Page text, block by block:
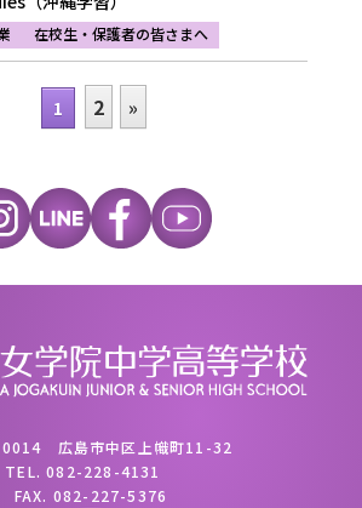
在校生・保護者の皆さまへ
1 2 »
広島市中区上幟町11-32
TEL.082-228-4131
FAX. 082-227-5376